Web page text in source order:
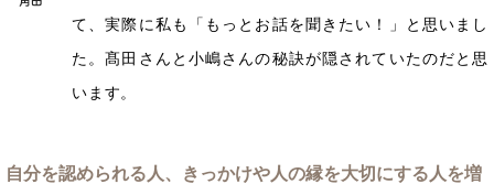
て、実際に私も「もっとお話を聞きたい！」と思いまし
た。髙田さんと小嶋さんの秘訣が隠されていたのだと思
います。
自分を認められる人、きっかけや人の縁を大切にする人を増